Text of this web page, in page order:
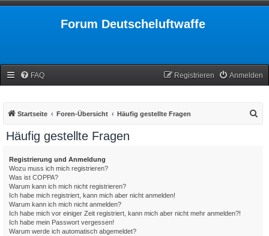
Forum Deutscheluftwaffe
FAQ Anmelden
Registrieren
Startseite Foren-Übersicht Häufig gestellte Fragen
Häufig gestellte Fragen
Registrierung und Anmeldung
Wozu muss ich mich registrieren?
Was ist COPPA?
Warum kann ich mich nicht registrieren?
Ich habe mich registriert, kann mich aber nicht anmelden!
Warum kann ich mich nicht anmelden?
Ich habe mich vor einiger Zeit registriert, kann mich aber nicht mehr anmelden?!
Ich habe mein Passwort vergessen!
Warum werde ich automatisch abgemeldet?